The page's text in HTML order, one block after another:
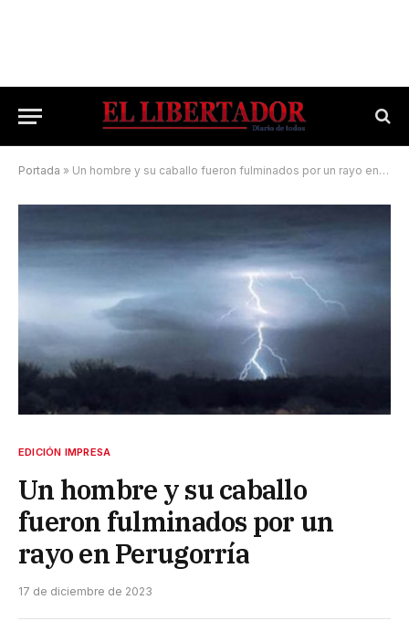
Portada » Un hombre y su caballo fueron fulminados por un rayo en Perugorría
EDICIÓN IMPRESA
Un hombre y su caballo
fueron fulminados por un
rayo en Perugorría
17 de diciembre de 2023